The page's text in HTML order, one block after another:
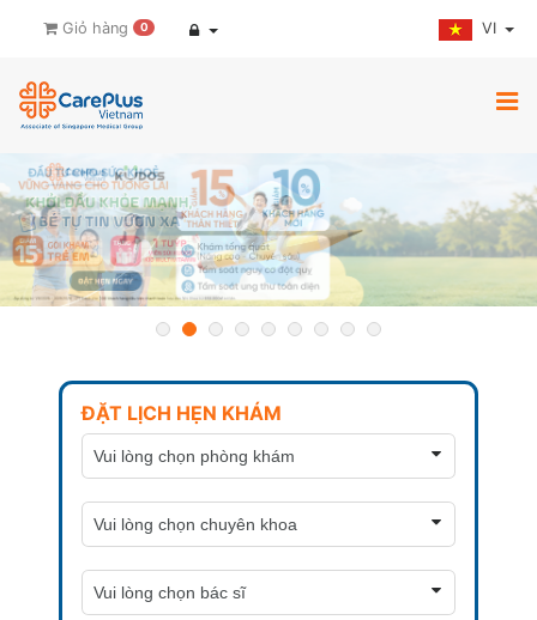
Giỏ hàng 0 VI
ĐẶT LỊCH HẸN KHÁM